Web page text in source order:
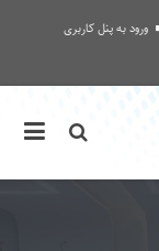
ورود به پنل کاربری